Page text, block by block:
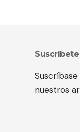
nuestros